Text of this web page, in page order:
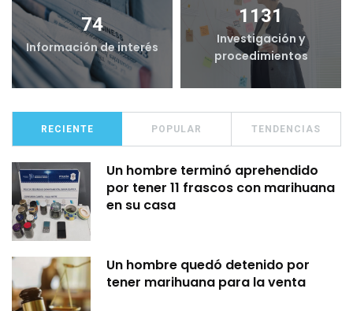
74
Información de interés
1131
Investigación y
procedimientos
RECIENTE POPULAR TENDENCIAS
Un hombre terminó aprehendido
por tener 11 frascos con marihuana
en su casa
Un hombre quedó detenido por
tener marihuana para la venta